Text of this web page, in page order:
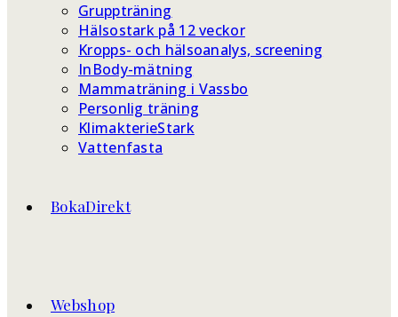
Gruppträning
Hälsostark på 12 veckor
Kropps- och hälsoanalys, screening
InBody-mätning
Mammaträning i Vassbo
Personlig träning
KlimakterieStark
Vattenfasta
BokaDirekt
Webshop